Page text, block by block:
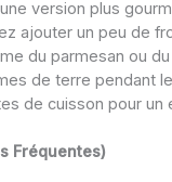
version plus
ajouter un peu de
du parmesan ou
de terre pendant
de cuisson pour un
Fréquentes)